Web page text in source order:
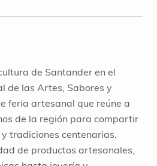
de Santander en el
de las Artes, Sabores y
feria artesanal que reúne a
de la región para compartir
tradiciones centenarias.
de productos artesanales,